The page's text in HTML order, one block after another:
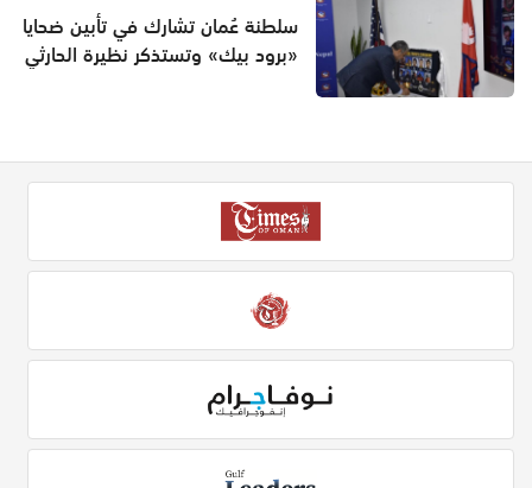
سلطنة عُمان تشارك في تأبين ضحايا
«برود بيك» وتستذكر نظيرة الحارثي